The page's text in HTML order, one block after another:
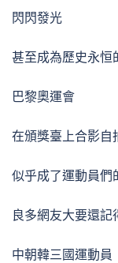
閃閃發光
甚至成為歷史永恒
巴黎奧運會
在頒獎臺上合影自
似乎成了運動員們
良多網友大要還記
中朝韓三國運動員